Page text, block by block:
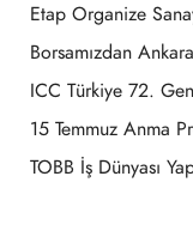
Etap Organize
Borsamızdan
ICC Türkiye 72.
15 Temmuz Anma
TOBB İş Dünyası